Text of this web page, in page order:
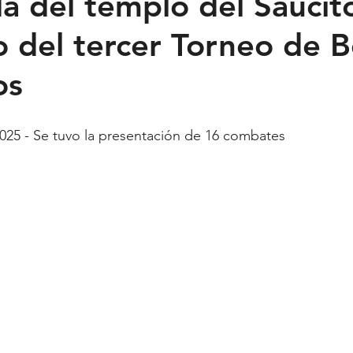
Pequeño País Fusión Juega como niña
del tercer Torneo de
- Se tuvo la presentación de 16 combates